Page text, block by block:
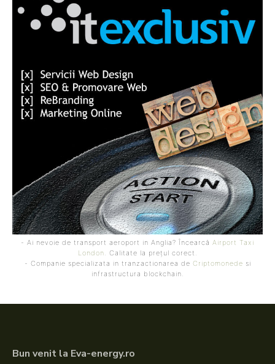
- Ai nevoie de transport aeroport in Anglia? Încearcă Airport Taxi
London . Calitate la prețul corect.
- Companie specializata in tranzactionarea de Criptomonede si
infrastructura blockchain.
Bun venit la Eva-energy.ro